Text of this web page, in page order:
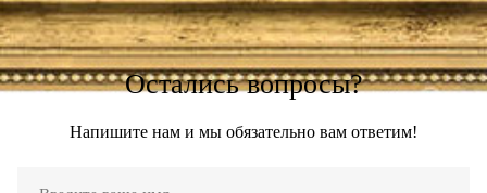
Остались вопросы?
Напишите нам и мы обязательно вам ответим!